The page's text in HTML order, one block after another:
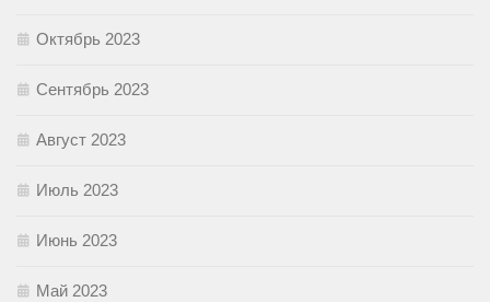
Октябрь 2023
Сентябрь 2023
Август 2023
Июль 2023
Июнь 2023
Май 2023